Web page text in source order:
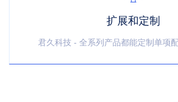
扩展和定制
君久科技 - 全系列产品都能定制单项